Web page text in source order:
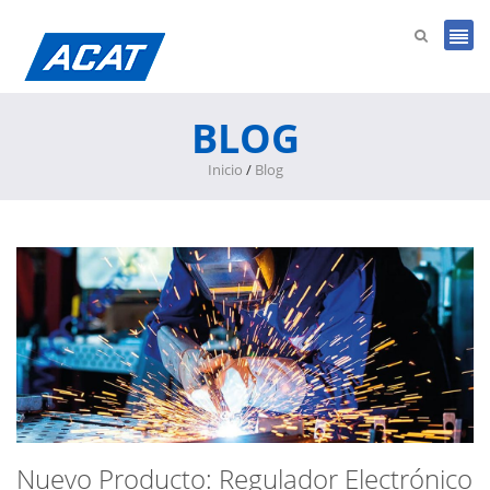
BLOG
Inicio / Blog
Nuevo Producto: Regulador Electrónico